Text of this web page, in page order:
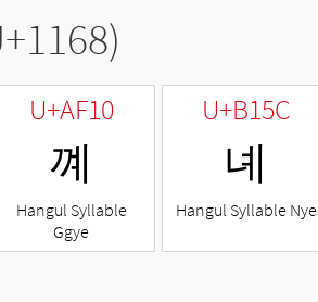
U+AF10
꼐
Hangul Syllable
Ggye
U+B15C
녜
Hangul Syllable Nye